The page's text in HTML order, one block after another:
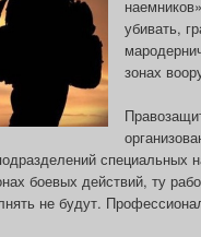
убивать,
зонах
специальных
боевых действий, ту
не будут.